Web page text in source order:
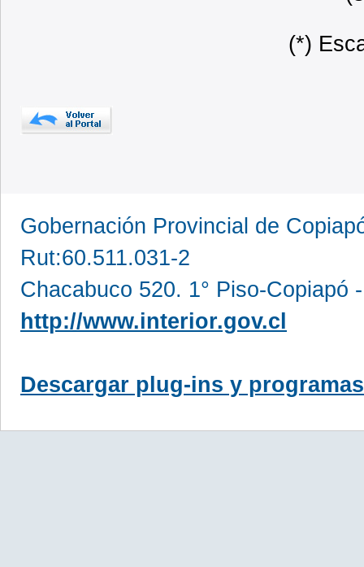
(*)
Gobernación Provincial de
Rut:60.511.031-2
Chacabuco 520. 1° Piso-Copiapó
http://www.interior.gov.cl
Descargar plug-ins y